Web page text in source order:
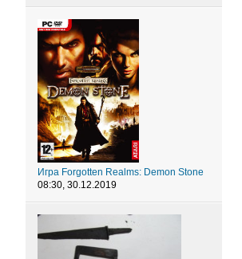
Игра Forgotten Realms: Demon Stone
08:30, 30.12.2019